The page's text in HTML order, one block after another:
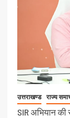
उत्तराखण्ड राज्य
SIR अभियान की